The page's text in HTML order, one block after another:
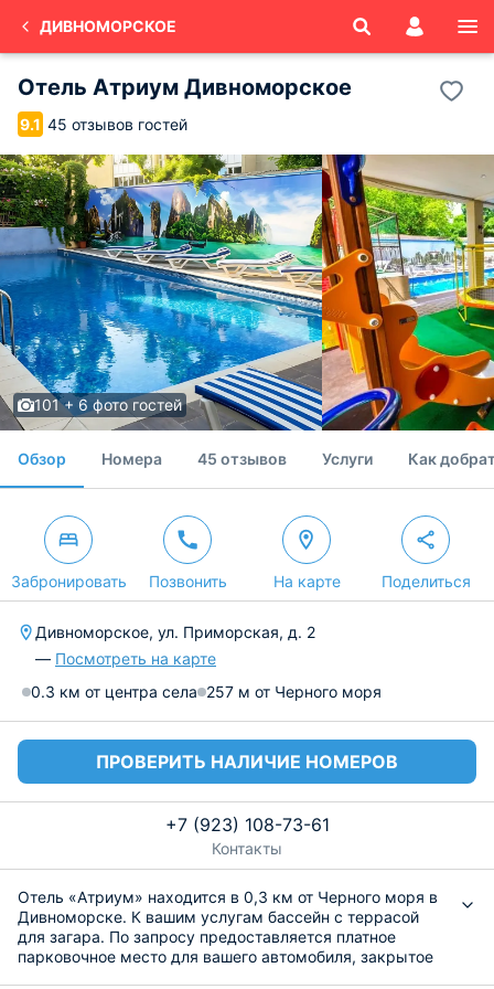
ДИВНОМОРСКОЕ
Отель Атриум Дивноморское
9.1 45 отзывов гостей
101 + 6 фото гостей
Обзор Номера 45 отзывов Услуги Как
Забронировать Позвонить На карте Поделиться
Дивноморское, ул. Приморская, д. 2
— Посмотреть на карте
0.3 км от центра села 257 м от Черного моря
ПРОВЕРИТЬ НАЛИЧИЕ НОМЕРОВ
+7 (923) 108-73-61
Контакты
Отель «Атриум» находится в 0,3 км от Черного моря в
Дивноморске. К вашим услугам бассейн с террасой
для загара. По запросу предоставляется платное
парковочное место для вашего автомобиля, закрытое